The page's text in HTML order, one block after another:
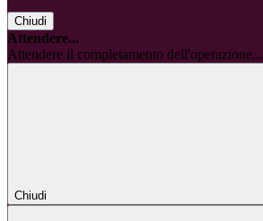
Chiudi
Attendere...
Attendere il completamento dell'operazione...
Chiudi